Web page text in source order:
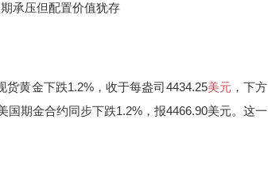
承压但配置价值犹存
黄金下跌1.2%，收于每盎司4434.25美元，下方
国期金合约同步下跌1.2%，报4466.90美元。这一